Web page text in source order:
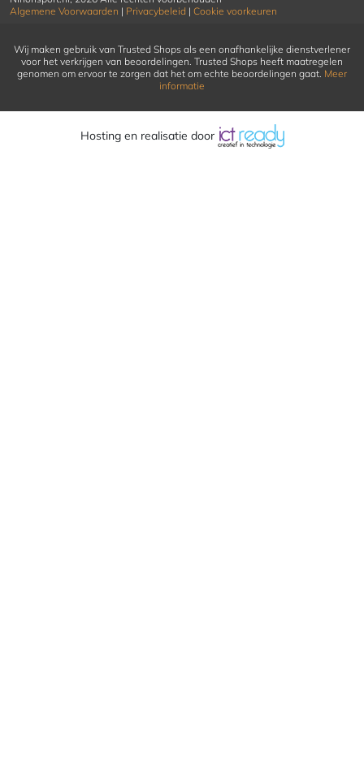
Algemene Voorwaarden | Privacybeleid | Cookie voorkeuren
Wij maken gebruik van Trusted Shops als een onafhankelijke dienstverlener
voor het verkrijgen van beoordelingen. Trusted Shops heeft maatregelen
genomen om ervoor te zorgen dat het om echte beoordelingen gaat. Meer
informatie
Hosting en realisatie door